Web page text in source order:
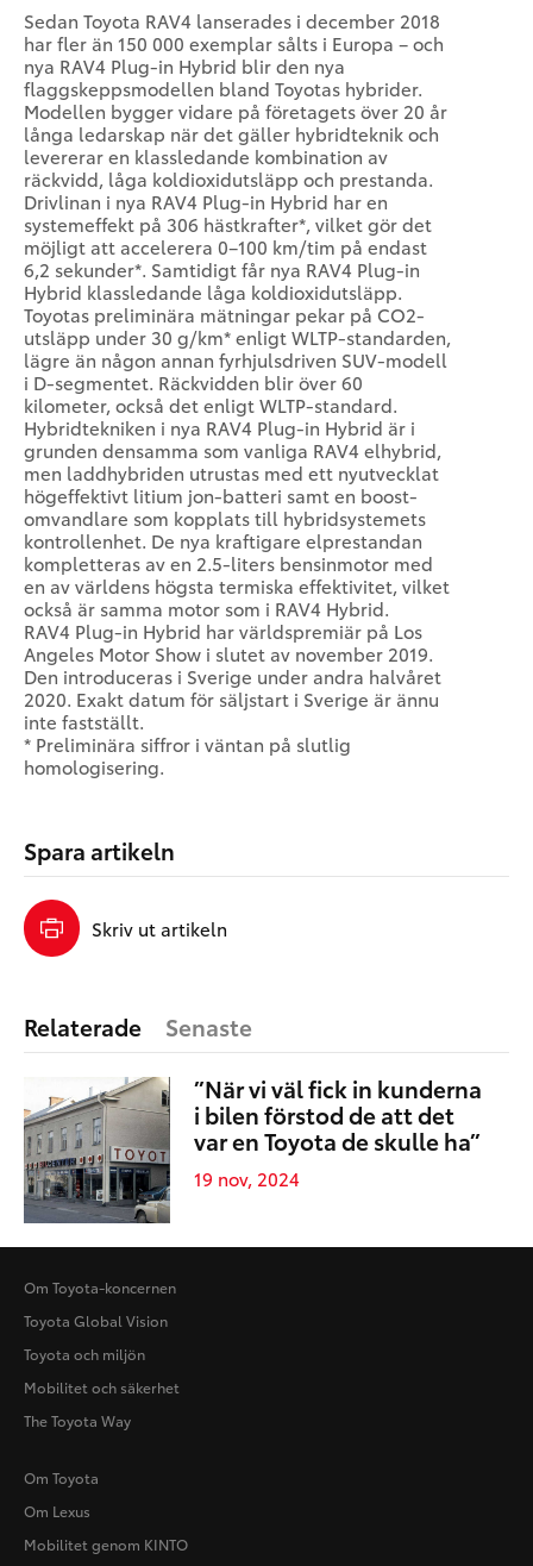
Sedan Toyota RAV4 lanserades i december 2018
har fler än 150 000 exemplar sålts i Europa – och
nya RAV4 Plug-in Hybrid blir den nya
flaggskeppsmodellen bland Toyotas hybrider.
Modellen bygger vidare på företagets över 20 år
långa ledarskap när det gäller hybrid­teknik och
levererar en klassledande kombination av
räckvidd, låga koldioxidutsläpp och prestanda.
Drivlinan i nya RAV4 Plug-in Hybrid har en
systemeffekt på 306 hästkrafter*, vilket gör det
möjligt att accelerera 0–100 km/tim på endast
6,2 sekunder*. Samtidigt får nya RAV4 Plug-in
Hybrid klassledande låga koldioxidutsläpp.
Toyotas preliminära mätningar pekar på CO2-
utsläpp under 30 g/km* enligt WLTP-standarden,
lägre än någon annan fyrhjulsdriven SUV-modell
i D-segmentet. Räckvidden blir över 60
kilometer, också det enligt WLTP-standard.
Hybridtekniken i nya RAV4 Plug-in Hybrid är i
grunden densamma som vanliga RAV4 elhybrid,
men laddhybriden utrustas med ett nyutvecklat
högeffektivt litium jon-batteri samt en boost-
omvandlare som kopplats till hybridsystemets
kontrollenhet. De nya kraftigare elprestandan
kompletteras av en 2.5-liters bensinmotor med
en av världens högsta termiska effektivitet, vilket
också är samma motor som i RAV4 Hybrid.
RAV4 Plug-in Hybrid har världspremiär på Los
Angeles Motor Show i slutet av november 2019.
Den introduceras i Sverige under andra halvåret
2020. Exakt datum för säljstart i Sverige är ännu
inte fastställt.
* Preliminära siffror i väntan på slutlig
homologisering.
Spara artikeln
Skriv ut artikeln
Relaterade
Senaste
”När vi väl fick in kunderna
i bilen förstod de att det
var en Toyota de skulle ha”
19 nov, 2024
Om Toyota-koncernen
Toyota Global Vision
Toyota och miljön
Mobilitet och säkerhet
The Toyota Way
Om Toyota
Om Lexus
Mobilitet genom KINTO